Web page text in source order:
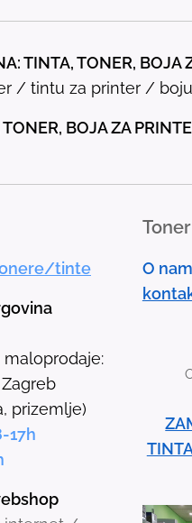
TINTA, TONER, BOJA
/ tintu za printer /
BOJA ZA
tinte
prizemlje)
17h
O